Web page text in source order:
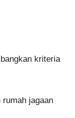
kriteria
rumah jagaan